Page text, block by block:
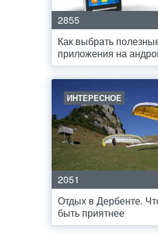
2855
Как выбрать
приложения на
ИНТЕРЕСНОЕ
2051
Отдых в Дербенте.
быть приятнее